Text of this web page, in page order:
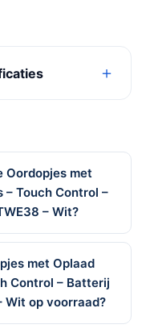
Oordopjes met
– Touch Control –
– Wit?
met Oplaad
Control – Batterij
Wit op voorraad?